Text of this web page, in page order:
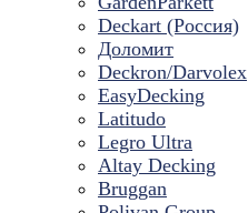
Deckart (Россия)
Доломит
Deckron/Darvolex
EasyDecking
Latitudo
Legro Ultra
Altay Decking
Bruggan